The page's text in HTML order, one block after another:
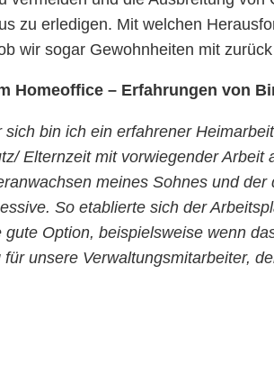
zu erledigen. Mit welchen
wir sogar Gewohnheiten mit
Homeoffice – Erfahrungen von
sich bin ich ein erfahrener
Elternzeit mit vorwiegender Arbeit
meines Sohnes und
So etablierte sich der
gute Option, beispielsweise wenn
für unsere Verwaltungsmitarbeiter,